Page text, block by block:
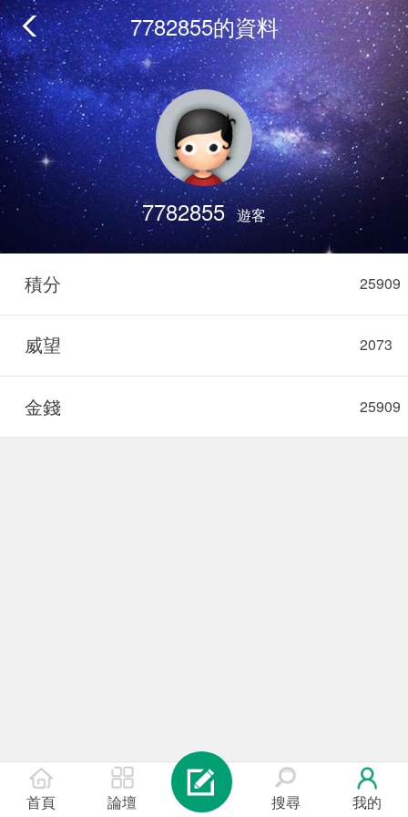
7782855的資料
7782855 遊客
25909
積分
2073
威望
25909
金錢
首頁 論壇 搜尋 我的